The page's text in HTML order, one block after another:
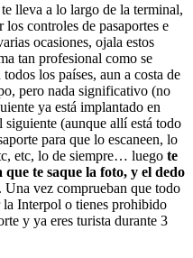
lleva a lo largo de la terminal,
los controles de pasaportes e
ocasiones, ojala estos
tan profesional como se
los países, aun a costa de
pero nada significativo (no
ya está implantado en
(aunque allí está todo
para que lo escaneen, lo
etc, lo de siempre… luego te
te saque la foto, y el dedo
. Una vez comprueban que todo
la Interpol o tienes prohibido
y ya eres turista durante 3